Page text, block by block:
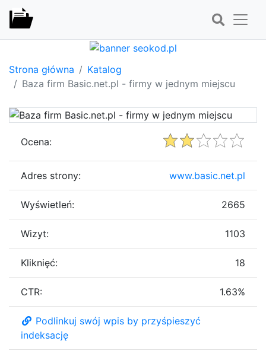
Strona główna
Katalog
Baza firm Basic.net.pl - firmy w jednym miejscu
Ocena:
Adres strony: www.basic.net.pl
Wyświetleń: 2665
Wizyt: 1103
Kliknięć: 18
CTR: 1.63%
Podlinkuj swój wpis by przyśpieszyć
indeksację